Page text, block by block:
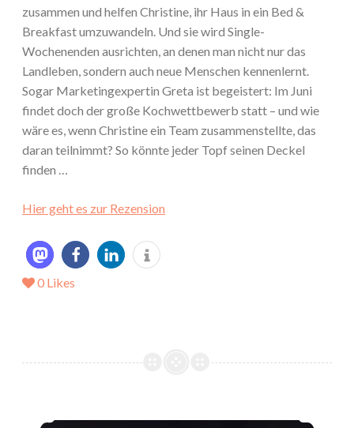
zusammen und helfen Christine, ihr Haus in ein Bed &
Breakfast umzuwandeln. Und sie wird Single-
Wochenenden ausrichten, an denen man nicht nur das
Landleben, sondern auch neue Menschen kennenlernt.
Sogar Marketingexpertin Greta ist begeistert: Im Juni
findet doch der große Kochwettbewerb statt – und wie
wäre es, wenn Christine ein Team zusammenstellte, das
daran teilnimmt? So könnte jeder Topf seinen Deckel
finden …
Hier geht es zur Rezension
0 Likes
Mein *LeseOktober*